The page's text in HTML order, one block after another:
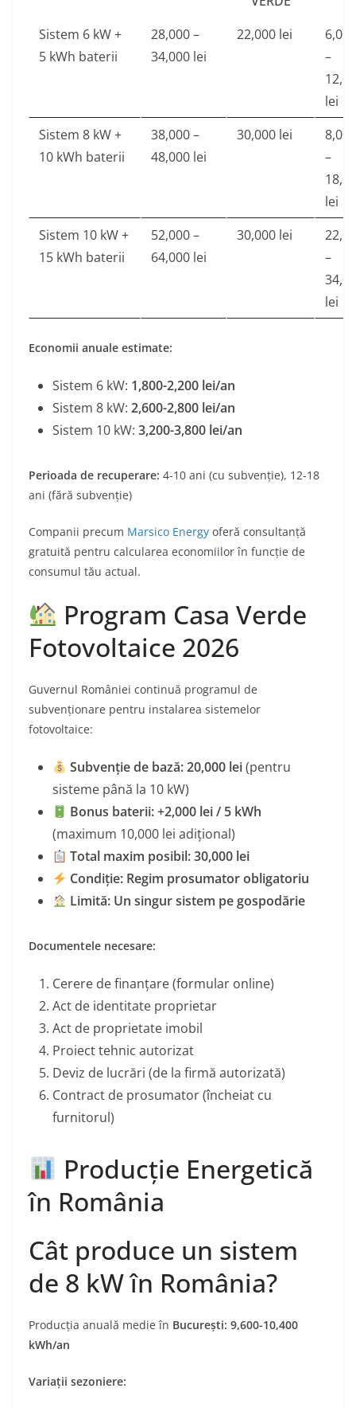
Sistem 6 kW +
5 kWh baterii
28,000 –
34,000 lei
22,000 lei
6,000
–
lei
Sistem 8 kW +
10 kWh baterii
38,000 –
48,000 lei
30,000 lei
8,000
–
lei
Sistem 10 kW +
15 kWh baterii
52,000 –
64,000 lei
30,000 lei
–
lei
Economii anuale estimate:
Sistem 6 kW: 1,800-2,200 lei/an
Sistem 8 kW: 2,600-2,800 lei/an
Sistem 10 kW: 3,200-3,800 lei/an
Perioada de recuperare: 4-10 ani (cu subvenție), 12-18
ani (fără subvenție)
Companii precum Marsico Energy oferă consultanță
gratuită pentru calcularea economiilor în funcție de
consumul tău actual.
Program Casa Verde
Fotovoltaice 2026
Guvernul României continuă programul de
subvenționare pentru instalarea sistemelor
fotovoltaice:
Subvenție de bază: 20,000 lei(pentru
sisteme până la 10 kW)
Bonus baterii: +2,000 lei / 5 kWh
(maximum 10,000 lei adițional)
Total maxim posibil: 30,000 lei
Condiție: Regim prosumator obligatoriu
Limită: Un singur sistem pe gospodărie
Documentele necesare:
Cerere de finanțare (formular online)
Act de identitate proprietar
Act de proprietate imobil
Proiect tehnic autorizat
Deviz de lucrări (de la firmă autorizată)
Contract de prosumator (încheiat cu
furnitorul)
Producție Energetică
în România
Cât produce un sistem
de 8 kW în România?
Producția anuală medie în București: 9,600-10,400
kWh/an
Variații sezoniere: